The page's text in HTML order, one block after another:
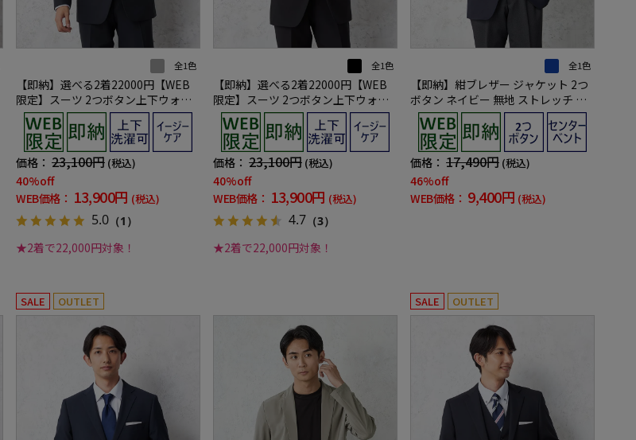
全1色
【即納】選べる2着22000円【WEB
限定】スーツ 2つボタン上下ウォッ
シャブル グレー 織柄無地 3シーズン
対応
価格： 23,100円 (税込)
40%off
WEB価格： 13,900円 (税込)
5.0 （1）
★2着で22,000円対象！
全1色
【即納】選べる2着22000円【WEB
限定】スーツ 2つボタン上下ウォッ
シャブル ブラック ストライプ 3シー
ズン対応
価格： 23,100円 (税込)
40%off
WEB価格： 13,900円 (税込)
4.7 （3）
★2着で22,000円対象！
全1色
【即納】紺ブレザー ジャケット 2つ
ボタン ネイビー 無地 ストレッチ メ
タルボタン 通年【WEB限定】【セッ
トアップ対応】
価格： 17,490円 (税込)
46%off
WEB価格： 9,400円 (税込)
SALE OUTLET SALE OUTLET